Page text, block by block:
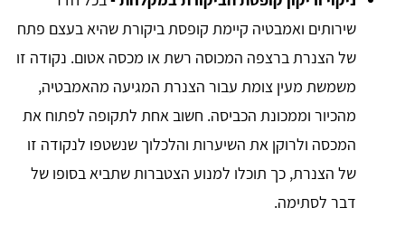
שירותים ואמבטיה קיימת קופסת ביקורת שהיא בעצם פתח
של הצנרת ברצפה המכוסה רשת או מכסה אטום. נקודה זו
משמשת מעין צומת עבור הצנרת המגיעה מהאמבטיה,
מהכיור וממכונת הכביסה. חשוב אחת לתקופה לפתוח את
המכסה ולרוקן את השיערות והלכלוך שנשטפו לנקודה זו
של הצנרת, כך תוכלו למנוע הצטברות שתביא בסופו של
דבר לסתימה.